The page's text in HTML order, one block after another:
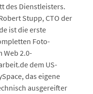
des Dienstleisters.
Stupp, CTO der
ist die erste
Foto-
Web 2.0-
dem US-
das eigene
ausgereifter